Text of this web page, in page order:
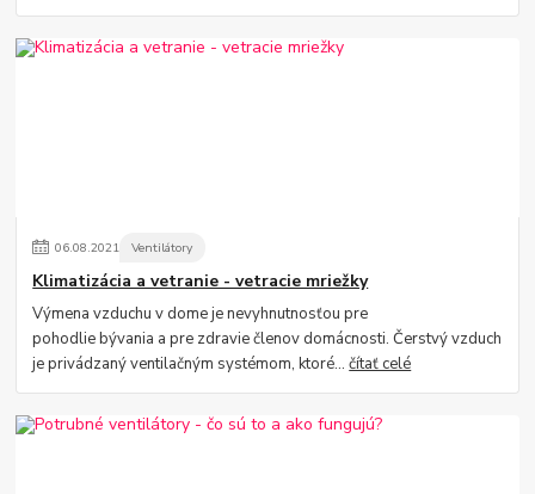
06.08.2021 Ventilátory
Klimatizácia a vetranie - vetracie mriežky
Výmena vzduchu v dome je nevyhnutnosťou pre
pohodlie bývania a pre zdravie členov domácnosti. Čerstvý vzduch
je privádzaný ventilačným systémom, ktoré...čítať celé